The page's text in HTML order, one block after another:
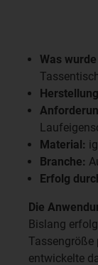
Was
Material:
Branche:
Erfolg
Die
Bislang
Tassengröße
entwickelte